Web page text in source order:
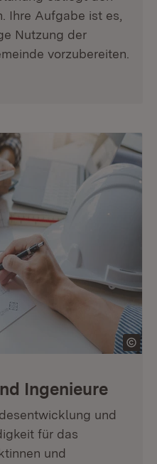
Ihre Aufgabe ist es,
Nutzung der
vorzubereiten.
Ingenieure
und
für das
und